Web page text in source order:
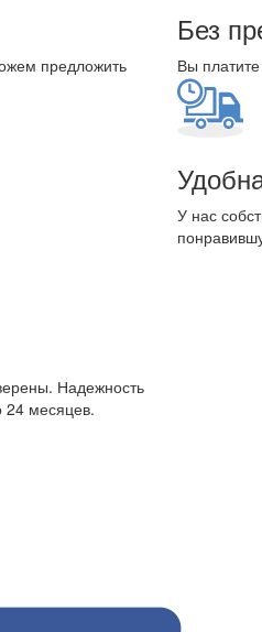
предложить
Без
Вы
У нас
Надежность
24 месяцев.